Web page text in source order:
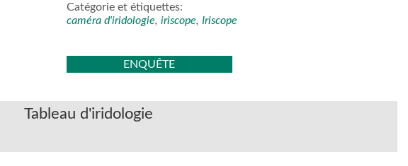
Catégorie et étiquettes:
caméra d'iridologie,iriscope, Iriscope
ENQUÊTE
Tableau d'iridologie